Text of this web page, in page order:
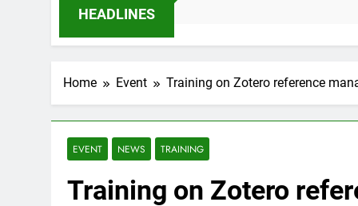
HEADLINES
Home Event Training on Zotero reference
EVENT NEWS TRAINING
Training on Zotero